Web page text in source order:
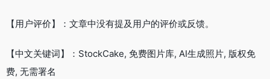
【用户评价】：文章中没有提及用户的评价或反馈。
【中文关键词】：StockCake, 免费图片库, AI生成照片, 版权免
费, 无需署名